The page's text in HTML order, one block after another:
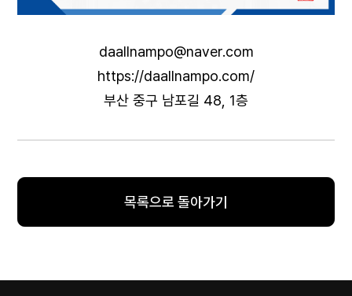
daallnampo@naver.com
https://daallnampo.com/
부산 중구 남포길 48, 1층
목록으로 돌아가기